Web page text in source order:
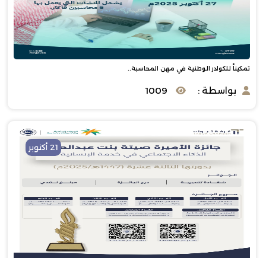
تمكيناً للكوادر الوطنية في مهن المحاسبة..
بواسطة : 1009
21 أكتوبر